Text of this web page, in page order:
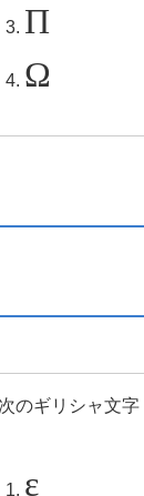
Π
Ω
次のギリシャ文字
ε